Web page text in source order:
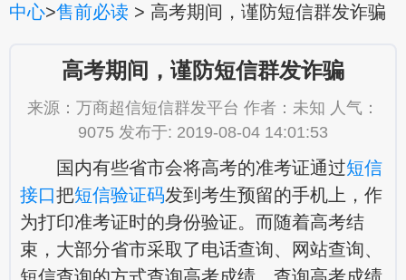
中心>售前必读 > 高考期间，谨防短信群发诈骗
高考期间，谨防短信群发诈骗
来源：万商超信短信群发平台 作者：未知 人气：
9075 发布于: 2019-08-04 14:01:53
国内有些省市会将高考的准考证通过短信
接口把短信验证码发到考生预留的手机上，作
为打印准考证时的身份验证。而随着高考结
束，大部分省市采取了电话查询、网站查询、